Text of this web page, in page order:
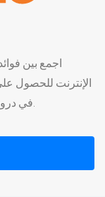
اجمع بين
الإنترنت للحصول
LiveWebinar في دروسك لجعلها أكثر فعالية وجاذبية.